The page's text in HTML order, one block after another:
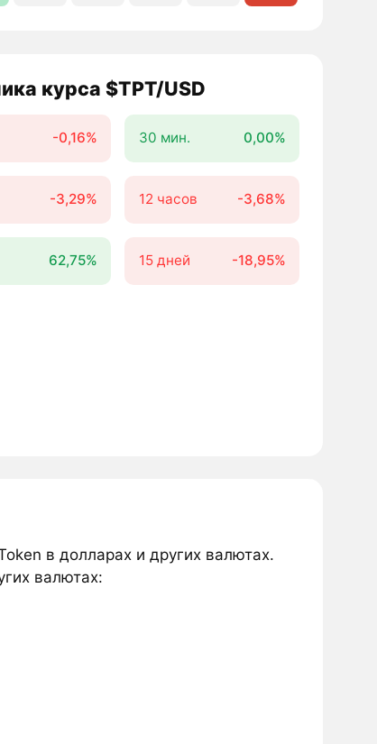
курса $TPT/USD
-0,16% 30 мин. 0,00%
-3,29% 12 часов -3,68%
62,75% 15 дней -18,95%
в долларах и других валютах.
валютах: